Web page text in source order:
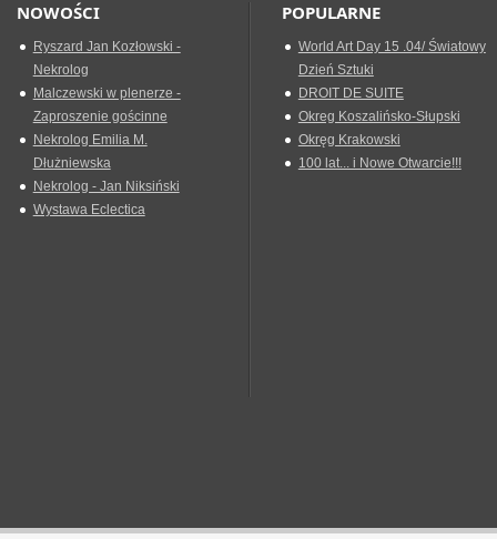
NOWOŚCI
Ryszard Jan Kozłowski -
Nekrolog
Malczewski w plenerze -
Zaproszenie gościnne
Nekrolog Emilia M.
Dłużniewska
Nekrolog - Jan Niksiński
Wystawa Eclectica
POPULARNE
World Art Day 15 .04/ Światowy
Dzień Sztuki
DROIT DE SUITE
Okreg Koszalińsko-Słupski
Okręg Krakowski
100 lat... i Nowe Otwarcie!!!